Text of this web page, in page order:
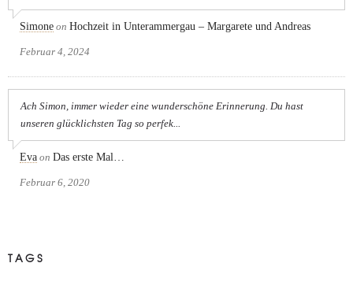
Simone on Hochzeit in Unterammergau – Margarete und Andreas
Februar 4, 2024
Ach Simon, immer wieder eine wunderschöne Erinnerung. Du hast
unseren glücklichsten Tag so perfek...
Eva on Das erste Mal…
Februar 6, 2020
TAGS